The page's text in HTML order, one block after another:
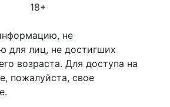
18+
не
для лиц, не достигших
возраста. Для доступа на
пожалуйста, свое